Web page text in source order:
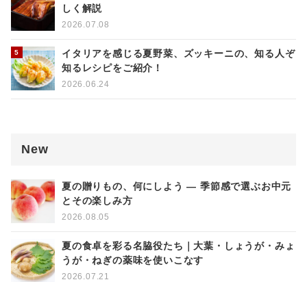
しく解説
2026.07.08
イタリアを感じる夏野菜、ズッキーニの、知る人ぞ
知るレシピをご紹介！
2026.06.24
New
夏の贈りもの、何にしよう ― 季節感で選ぶお中元
とその楽しみ方
2026.08.05
夏の食卓を彩る名脇役たち｜大葉・しょうが・みょ
うが・ねぎの薬味を使いこなす
2026.07.21